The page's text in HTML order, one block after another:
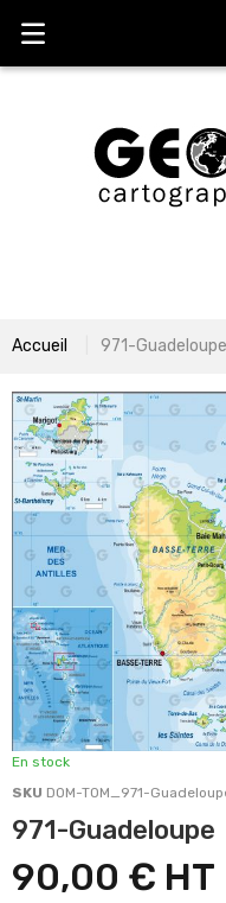
Accueil 971-Guadeloupe
En stock
SKU DOM-TOM_971-
971-Guadeloupe
90,00 €